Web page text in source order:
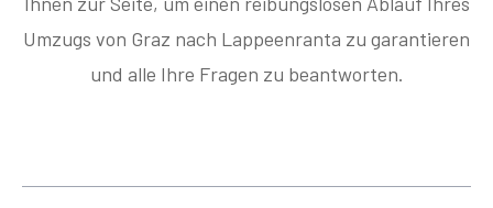
Umzugs von Graz nach Lappeenranta zu garantieren
und alle Ihre Fragen zu beantworten.